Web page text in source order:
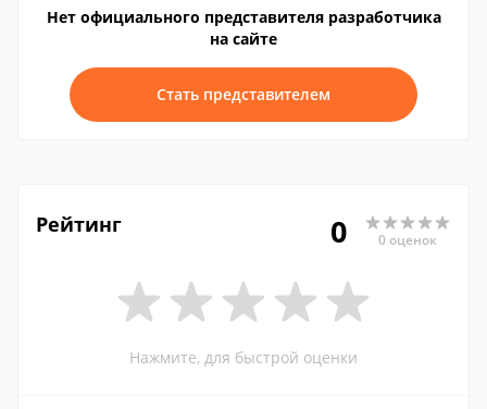
Нет официального представителя разработчика
на сайте
Стать представителем
Рейтинг 0 0 оценок
Нажмите, для быстрой оценки